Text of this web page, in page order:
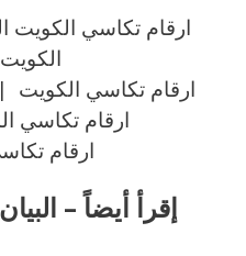
ارقام تكاسي
ارقام تكاسي الكويت
ارقام تكاسي
ارقام
إقرأ أيضاً –